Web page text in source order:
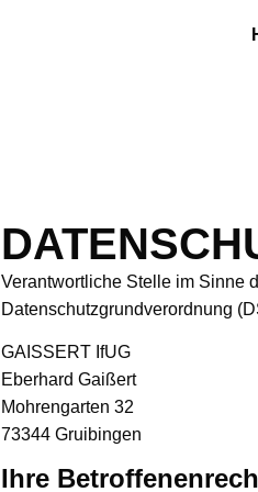
Verantwortliche Stelle im Sinne
Datenschutzgrundverordnung
GAISSERT IfUG
Eberhard Gaißert
Mohrengarten 32
73344 Gruibingen
Ihre